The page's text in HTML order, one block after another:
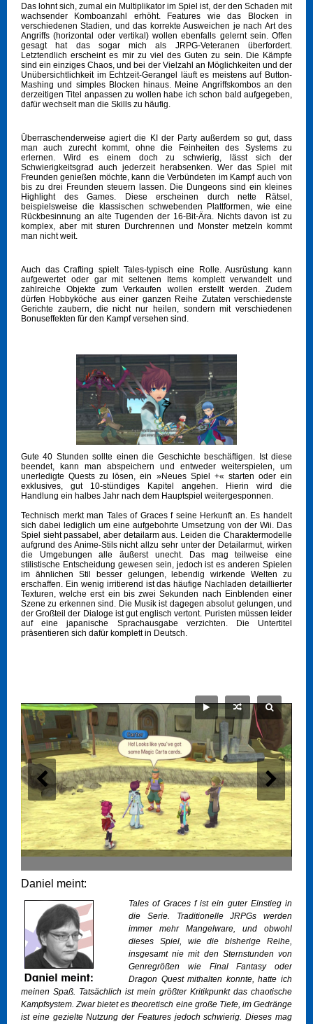
Das lohnt sich, zumal ein Multiplikator im Spiel ist, der den Schaden mit
wachsender Komboanzahl erhöht. Features wie das Blocken in
verschiedenen Stadien, und das korrekte Ausweichen je nach Art des
Angriffs (horizontal oder vertikal) wollen ebenfalls gelernt sein. Offen
gesagt hat das sogar mich als JRPG-Veteranen überfordert.
Letztendlich erscheint es mir zu viel des Guten zu sein. Die Kämpfe
sind ein einziges Chaos, und bei der Vielzahl an Möglichkeiten und der
Unübersichtlichkeit im Echtzeit-Gerangel läuft es meistens auf Button-
Mashing und simples Blocken hinaus. Meine Angriffskombos an den
derzeitigen Titel anpassen zu wollen habe ich schon bald aufgegeben,
dafür wechselt man die Skills zu häufig.
Überraschenderweise agiert die KI der Party außerdem so gut, dass
man auch zurecht kommt, ohne die Feinheiten des Systems zu
erlernen. Wird es einem doch zu schwierig, lässt sich der
Schwierigkeitsgrad auch jederzeit herabsenken. Wer das Spiel mit
Freunden genießen möchte, kann die Verbündeten im Kampf auch von
bis zu drei Freunden steuern lassen. Die Dungeons sind ein kleines
Highlight des Games. Diese erscheinen durch nette Rätsel,
beispielsweise die klassischen schwebenden Plattformen, wie eine
Rückbesinnung an alte Tugenden der 16-Bit-Ära. Nichts davon ist zu
komplex, aber mit sturen Durchrennen und Monster metzeln kommt
man nicht weit.
Auch das Crafting spielt Tales-typisch eine Rolle. Ausrüstung kann
aufgewertet oder gar mit seltenen Items komplett verwandelt und
zahlreiche Objekte zum Verkaufen wollen erstellt werden. Zudem
dürfen Hobbyköche aus einer ganzen Reihe Zutaten verschiedenste
Gerichte zaubern, die nicht nur heilen, sondern mit verschiedenen
Bonuseffekten für den Kampf versehen sind.
Gute 40 Stunden sollte einen die Geschichte beschäftigen. Ist diese
beendet, kann man abspeichern und entweder weiterspielen, um
unerledigte Quests zu lösen, ein »Neues Spiel +« starten oder ein
exklusives, gut 10-stündiges Kapitel angehen. Hierin wird die
Handlung ein halbes Jahr nach dem Hauptspiel weitergesponnen.
Technisch merkt man Tales of Graces f seine Herkunft an. Es handelt
sich dabei lediglich um eine aufgebohrte Umsetzung von der Wii. Das
Spiel sieht passabel, aber detailarm aus. Leiden die Charaktermodelle
aufgrund des Anime-Stils nicht allzu sehr unter der Detailarmut, wirken
die Umgebungen alle äußerst unecht. Das mag teilweise eine
stilistische Entscheidung gewesen sein, jedoch ist es anderen Spielen
im ähnlichen Stil besser gelungen, lebendig wirkende Welten zu
erschaffen. Ein wenig irritierend ist das häufige Nachladen detaillierter
Texturen, welche erst ein bis zwei Sekunden nach Einblenden einer
Szene zu erkennen sind. Die Musik ist dagegen absolut gelungen, und
der Großteil der Dialoge ist gut englisch vertont. Puristen müssen leider
auf eine japanische Sprachausgabe verzichten. Die Untertitel
präsentieren sich dafür komplett in Deutsch.
Daniel meint:
Tales of Graces f ist ein guter Einstieg in
die Serie. Traditionelle JRPGs werden
immer mehr Mangelware, und obwohl
dieses Spiel, wie die bisherige Reihe,
insgesamt nie mit den Sternstunden von
Genregrößen wie Final Fantasy oder
Dragon Quest mithalten konnte, hatte ich
meinen Spaß. Tatsächlich ist mein größter Kritikpunkt das chaotische
Kampfsystem. Zwar bietet es theoretisch eine große Tiefe, im Gedränge
ist eine gezielte Nutzung der Features jedoch schwierig. Dieses mag